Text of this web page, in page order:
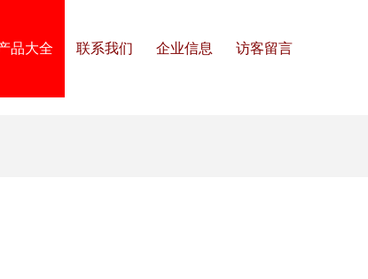
品大全 联系我们 企业信息 访客留言